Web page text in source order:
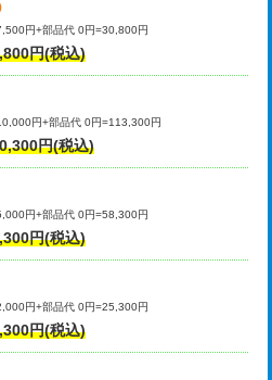
し作業）
まで）
㎝超え）
）
）
清掃・修
重作業）
33,000円
ッキ
・デッキ
16,500円+材料費
ラップ
円+部品代 0円=30,800円
円(税込)
円+部品代 0円=113,300円
円(税込)
円+部品代 0円=58,300円
円(税込)
円+部品代 0円=25,300円
円(税込)